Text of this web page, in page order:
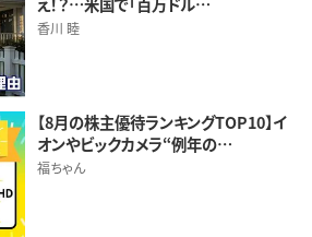
香川 睦
【8月の株主優待ランキングTOP10】イ
オンやビックカメラ“例年の…
福ちゃん